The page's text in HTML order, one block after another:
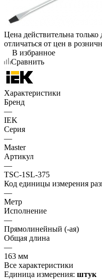
Цена действительна
отличаться от цен в
В избранное
Сравнить
Характеристики
Бренд
—
IEK
Серия
—
Master
Артикул
—
TSC-1SL-375
Код единицы измерения
—
Метр
Исполнение
—
Прямолинейный (-ая)
Общая длина
—
163 мм
Все характеристики
Единица измерения: штук